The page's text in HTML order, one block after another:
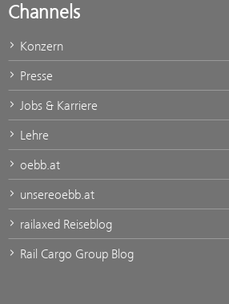
Channels
Konzern
Presse
Jobs & Karriere
Lehre
oebb.at
unsereoebb.at
railaxed Reiseblog
Rail Cargo Group Blog